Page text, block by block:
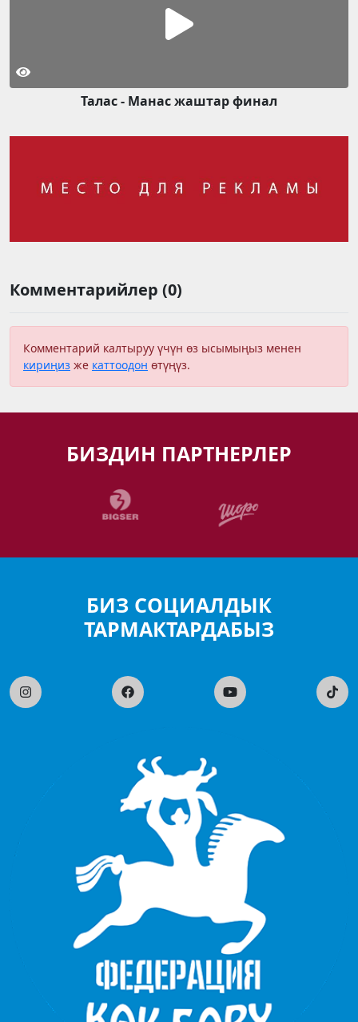
Талас - Манас жаштар финал
Комментарийлер (0)
Комментарий калтыруу үчүн өз ысымыңыз менен
кириңиз же каттоодон өтүңүз.
БИЗДИН ПАРТНЕРЛЕР
БИЗ СОЦИАЛДЫК
ТАРМАКТАРДАБЫЗ